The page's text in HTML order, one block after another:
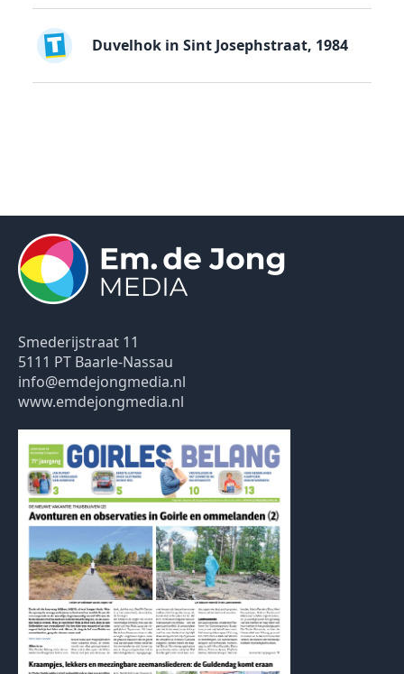
Duvelhok in Sint Josephstraat, 1984
Smederijstraat 11
5111 PT Baarle-Nassau
info@emdejongmedia.nl
www.emdejongmedia.nl